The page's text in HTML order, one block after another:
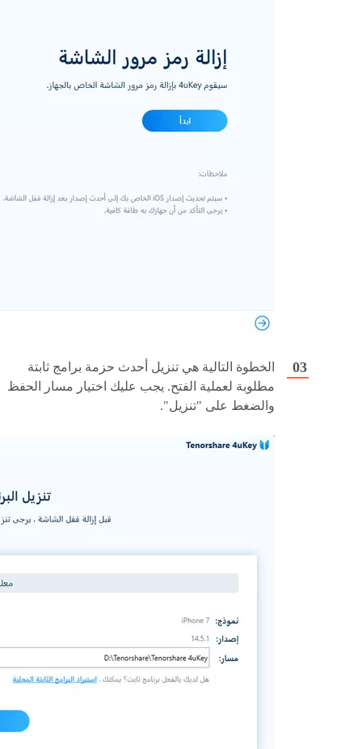
الخطوة التالية هي تنزيل أحدث حزمة برامج ثابتة
مطلوبة لعملية الفتح. يجب عليك اختيار مسار الحفظ
والضغط على "تنزيل".